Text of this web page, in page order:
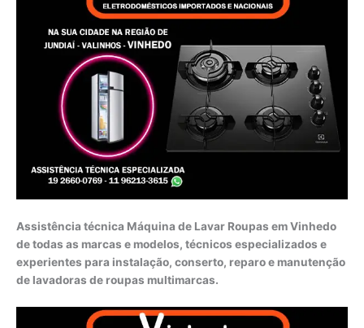
Assistência técnica Máquina de Lavar Roupas em Vinhedo
de todas as marcas e modelos, técnicos especializados e
experientes para instalação, conserto, reparo e manutenção
de lavadoras de roupas multimarcas.